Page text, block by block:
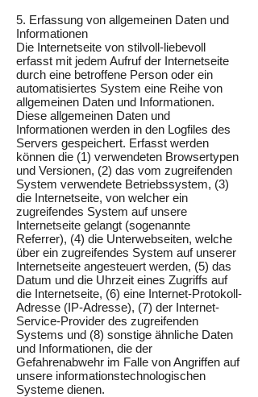
5. Erfassung von allgemeinen Daten und
Informationen
Die Internetseite von stilvoll-liebevoll
erfasst mit jedem Aufruf der Internetseite
durch eine betroffene Person oder ein
automatisiertes System eine Reihe von
allgemeinen Daten und Informationen.
Diese allgemeinen Daten und
Informationen werden in den Logfiles des
Servers gespeichert. Erfasst werden
können die (1) verwendeten Browsertypen
und Versionen, (2) das vom zugreifenden
System verwendete Betriebssystem, (3)
die Internetseite, von welcher ein
zugreifendes System auf unsere
Internetseite gelangt (sogenannte
Referrer), (4) die Unterwebseiten, welche
über ein zugreifendes System auf unserer
Internetseite angesteuert werden, (5) das
Datum und die Uhrzeit eines Zugriffs auf
die Internetseite, (6) eine Internet-Protokoll-
Adresse (IP-Adresse), (7) der Internet-
Service-Provider des zugreifenden
Systems und (8) sonstige ähnliche Daten
und Informationen, die der
Gefahrenabwehr im Falle von Angriffen auf
unsere informationstechnologischen
Systeme dienen.